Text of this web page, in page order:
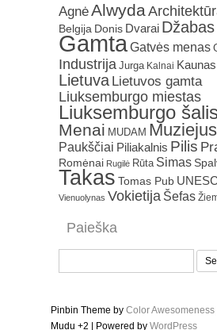
AgnėAlwyda
Belgija Donis Dvarai Džabas
GamtaGatvės menas
Industrija Jurga Kalnai Kaunas
Lietuva Lietuvos gamta
Liuksemburgo miestas
Liuksemburgo šalis
Menai MUDAM Muziejus
Paukščiai Piliakalnis Pilis
Romėnai Rugilė Rūta Simas
Takas Tomas Pub
Vienuolynas Vokietija Šefas
Paieška
Search
Pinbin Theme by Color Awesomeness
Mudu +2 | Powered by WordPress